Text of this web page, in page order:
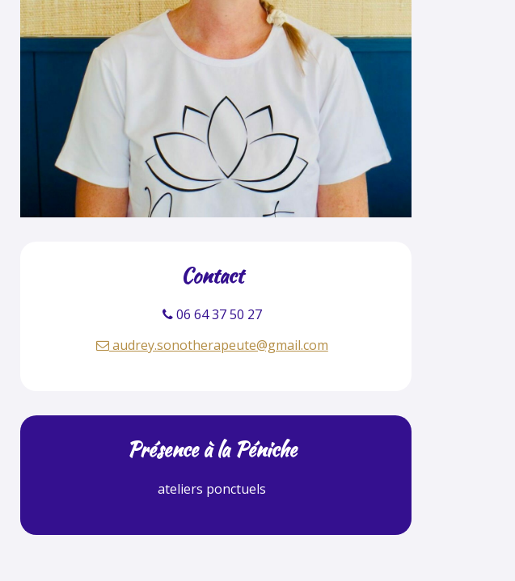
Contact
06 64 37 50 27
audrey.sonotherapeute@gmail.com
Présence à la Péniche
ateliers ponctuels